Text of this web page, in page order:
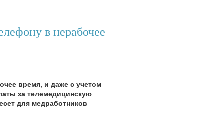
в нерабочее
время, и даже с учетом
за телемедицинскую
для медработников